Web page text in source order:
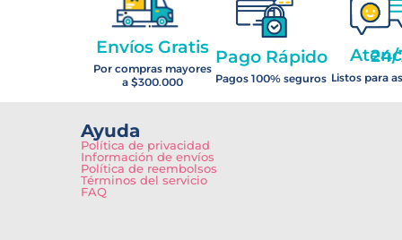
Envíos Gratis
Por compras mayores
a $300.000
Pago Rápido
Pagos 100% seguros
Atención
Listos para
Ayuda
Política de privacidad
Información de envíos
Política de reembolsos
Términos del servicio
FAQ